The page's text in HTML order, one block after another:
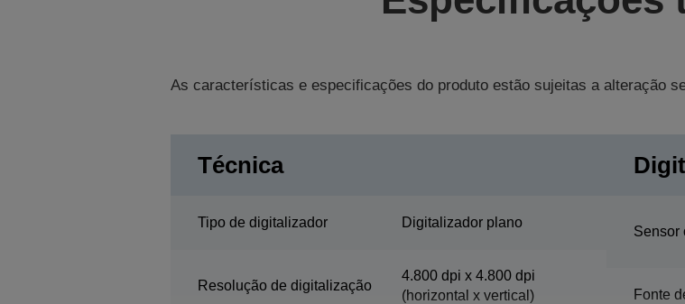
As características e especificações do produto estão sujeitas a alteração
Técnica
Tipo de digitalizador Digitalizador plano
Resolução de digitalização
4.800 dpi x 4.800 dpi
(horizontal x vertical)
Sensor
Fonte